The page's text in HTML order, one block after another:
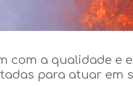
com a qualidade e
para atuar em